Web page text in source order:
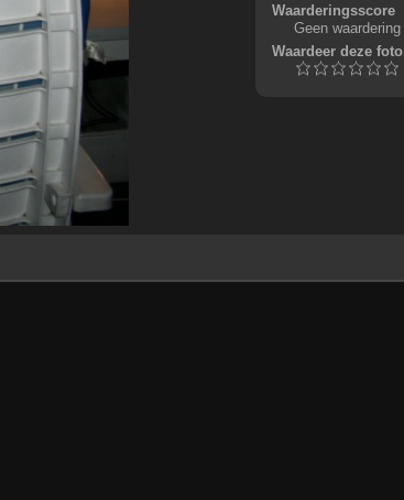
Waarderingsscore
Geen waardering
Waardeer deze foto